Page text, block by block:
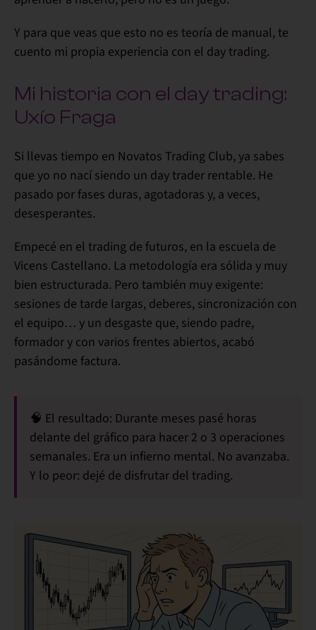
Y para que veas que esto no es teoría de manual, te
cuento mi propia experiencia con el day trading.
Mi historia con el day trading:
Uxío Fraga
Si llevas tiempo en Novatos Trading Club, ya sabes
que yo no nací siendo un day trader rentable. He
pasado por fases duras, agotadoras y, a veces,
desesperantes.
Empecé en el trading de futuros, en la escuela de
Vicens Castellano. La metodología era sólida y muy
bien estructurada. Pero también muy exigente:
sesiones de tarde largas, deberes, sincronización con
el equipo… y un desgaste que, siendo padre,
formador y con varios frentes abiertos, acabó
pasándome factura.
🧠 El resultado: Durante meses pasé horas
delante del gráfico para hacer 2 o 3 operaciones
semanales. Era un infierno mental. No avanzaba.
Y lo peor: dejé de disfrutar del trading.